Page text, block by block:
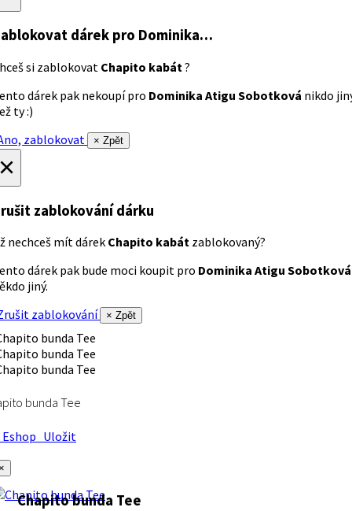
dárek pro Dominika…
si zablokovat Chapito kabát ?
dárek pak nekoupí pro Dominika Atigu Sobotková nikdo
ty :)
zablokovat
× Zpět
zablokování dárku
nechceš mít dárek Chapito kabát zablokovaný?
dárek pak bude moci koupit pro Dominika Atigu Sobotková
jiný.
zablokování
× Zpět
bunda Tee
Uložit
Chapito bunda Tee